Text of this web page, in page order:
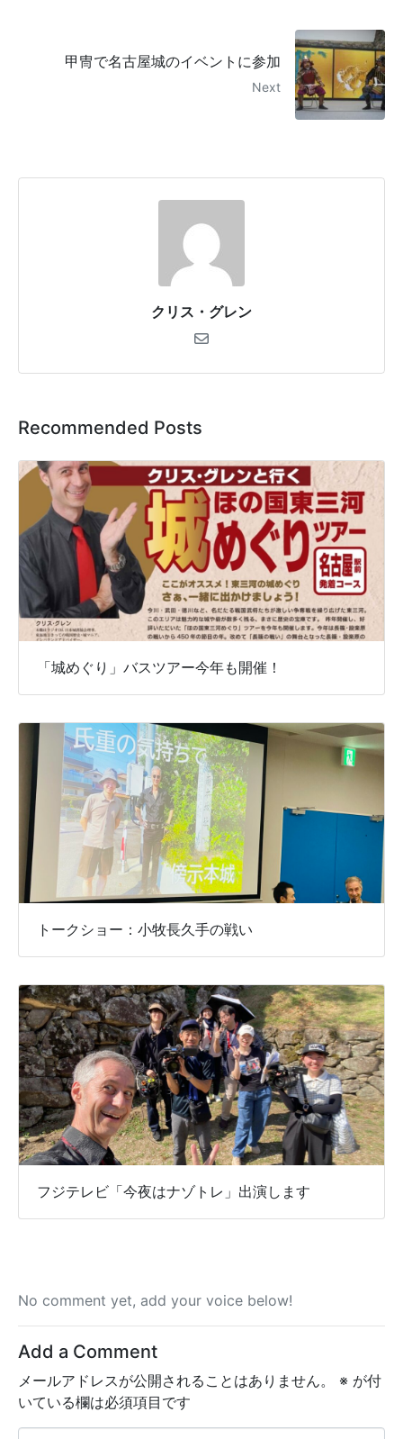
甲冑で名古屋城のイベントに参加
Next
クリス・グレン
Recommended Posts
「城めぐり」バスツアー今年も開催！
トークショー：小牧長久手の戦い
フジテレビ「今夜はナゾトレ」出演します
No comment yet, add your voice below!
Add a Comment
メールアドレスが公開されることはありません。 ※ が付
いている欄は必須項目です